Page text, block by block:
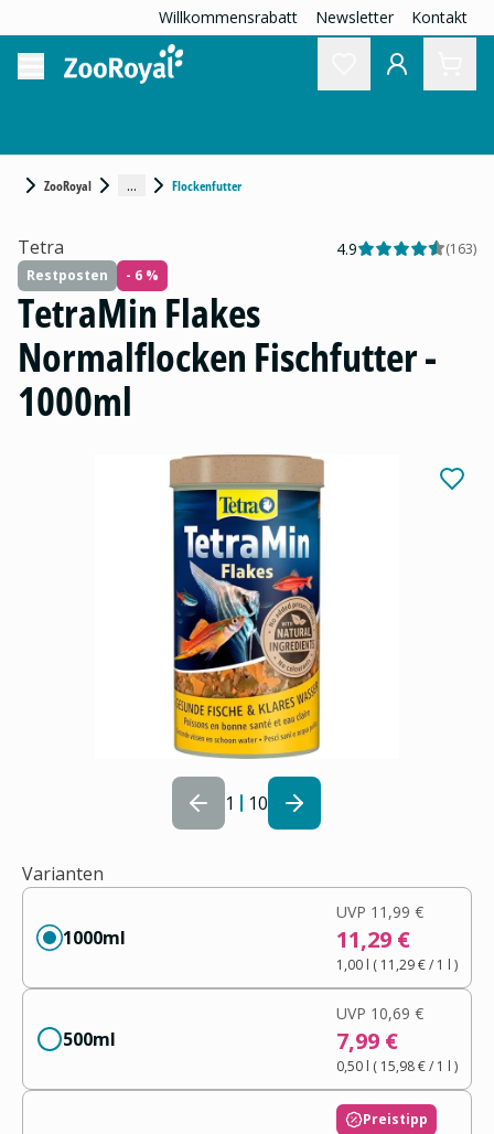
Willkommensrabatt Newsletter Kontakt
ZooRoyal ... Flockenfutter
1 10
Tetra 4.9 (163)
Restposten
- 6 %
TetraMin Flakes
Normalflocken Fischfutter -
1000ml
Varianten
1000ml
UVP 11,99 €
11,29 €
1,00 l ( 11,29 €/ 1 l )
500ml
UVP 10,69 €
7,99 €
0,50 l ( 15,98 €/ 1 l )
Preistipp